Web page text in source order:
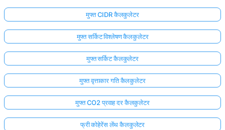
मुफ्त CIDR कैलकुलेटर
मुफ्त सर्किट विश्लेषण कैलकुलेटर
मुफ्त सर्किट कैलकुलेटर
मुफ्त वृत्ताकार गति कैलकुलेटर
मुफ्त CO2 प्रवाह दर कैलकुलेटर
फ्री कोहेरेंस लेंथ कैलकुलेटर